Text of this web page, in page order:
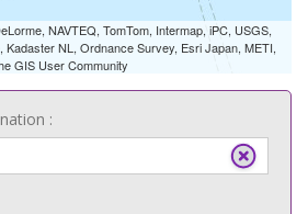
NAVTEQ, TomTom, Intermap, iPC, USGS,
Kadaster NL, Ordnance Survey, Esri Japan, METI,
GIS User Community
: